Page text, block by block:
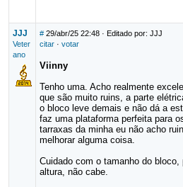
JJJ
Veter
ano
# 29/abr/25 22:48· Editado por: JJJ
citar· votar
Viinny
Tenho uma. Acho realmente
que são muito ruins, a parte
o bloco leve demais e não dá a
faz uma plataforma perfeita para
tarraxas da minha eu não acho
melhorar alguma coisa.
Cuidado com o tamanho do
altura, não cabe.